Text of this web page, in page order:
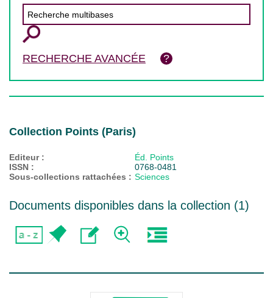
RECHERCHE AVANCÉE
Collection Points (Paris)
Editeur :
Éd. Points
ISSN :
0768-0481
Sous-collections rattachées : Sciences
Documents disponibles dans la collection (1)